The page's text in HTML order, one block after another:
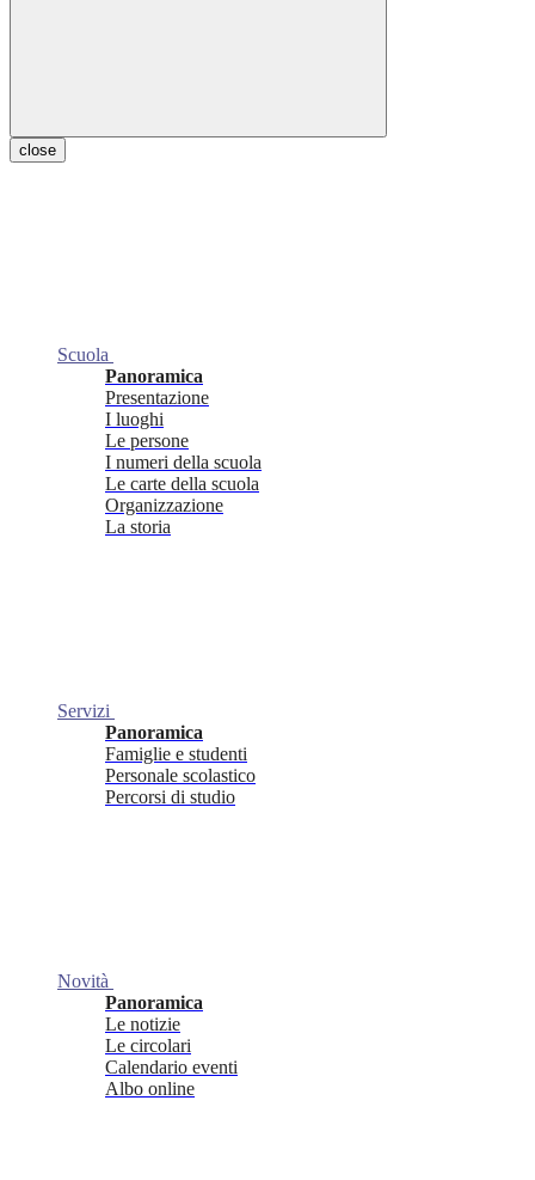
close
Scuola
Panoramica
Presentazione
I luoghi
Le persone
I numeri della scuola
Le carte della scuola
Organizzazione
La storia
Servizi
Panoramica
Famiglie e studenti
Personale scolastico
Percorsi di studio
Novità
Panoramica
Le notizie
Le circolari
Calendario eventi
Albo online